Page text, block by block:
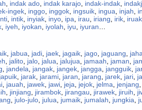
, indak ado, indak karajo, indak-indak,
ingek, inggo, inggok, ingsuik, ingua, injah,
, intik, inyiak, inyo, ipa, irau, iriang, irik, iruak
, iyeh, iyokan, iyolah, iyu, iyuran…
, jabua, jadi, jaek, jagaik, jago, jaguang,
, jalito, jalo, jalua, jalujua, jamaah, jaman,
, jandela, jangak, jangek, jangga, jangguik,
japuik, jarak, jarami, jaran, jarang, jarek, jari,
, jauah, jawek, jawi, jeja, jejok, jelma, jenjang
, jinjiang, jirambok, jirangau, jirawek, jiruih,
, julo-julo, julua, jumaik, jumalah, jungkia,